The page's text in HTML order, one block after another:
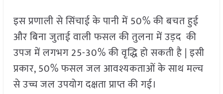
इस प्रणाली से सिंचाई के पानी में 50% की बचत हुई
और बिना जुताई वाली फसल की तुलना में उड़द की
उपज में लगभग 25-30% की वृद्धि हो सकती है | इसी
प्रकार, 50% फसल जल आवश्यकताओं के साथ मल्च
से उच्च जल उपयोग दक्षता प्राप्त की गई।